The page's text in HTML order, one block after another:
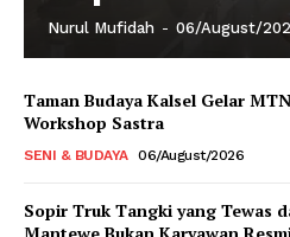
Nurul Mufidah - 06/August/
Taman Budaya Kalsel Gelar
Workshop Sastra
SENI & BUDAYA 06/August/2026
Sopir Truk Tangki yang Tewas